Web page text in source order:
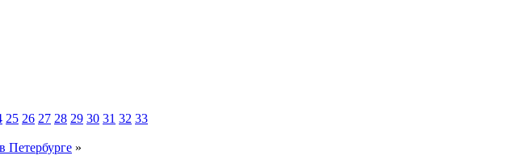
25 26 27 28 29 30 31 32 33
Петербурге »